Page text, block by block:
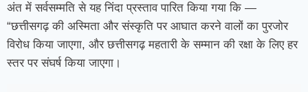
अंत में सर्वसम्मति से यह निंदा प्रस्ताव पारित किया गया कि —
“छत्तीसगढ़ की अस्मिता और संस्कृति पर आघात करने वालों का पुरजोर
विरोध किया जाएगा, और छत्तीसगढ़ महतारी के सम्मान की रक्षा के लिए हर
स्तर पर संघर्ष किया जाएगा।